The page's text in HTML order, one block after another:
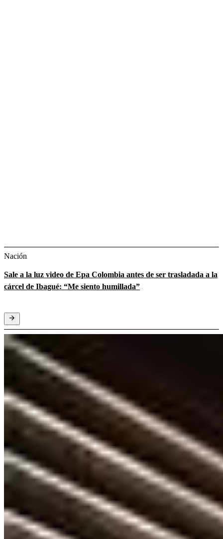
Nación
Sale a la luz video de Epa Colombia antes de ser trasladada a la
cárcel de Ibagué: “Me siento humillada”